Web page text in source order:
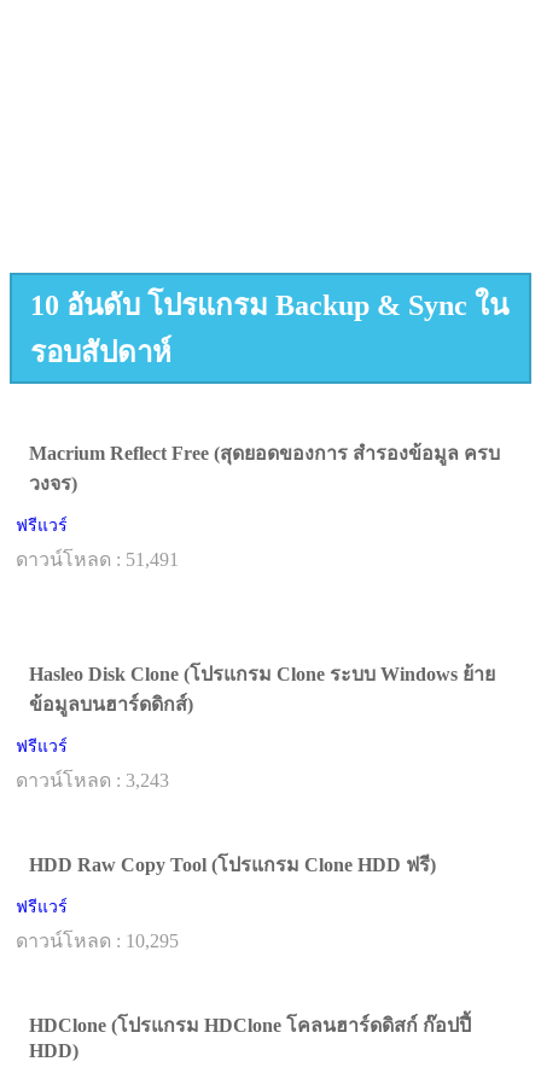
10 อันดับ โปรแกรม Backup & Sync ใน
รอบสัปดาห์
Macrium Reflect Free (สุดยอดของการ สำรองข้อมูล ครบ
วงจร)
ฟรีแวร์
ดาวน์โหลด : 51,491
Hasleo Disk Clone (โปรแกรม Clone ระบบ Windows ย้าย
ข้อมูลบนฮาร์ดดิกส์)
ฟรีแวร์
ดาวน์โหลด : 3,243
HDD Raw Copy Tool (โปรแกรม Clone HDD ฟรี)
ฟรีแวร์
ดาวน์โหลด : 10,295
HDClone (โปรแกรม HDClone โคลนฮาร์ดดิสก์ ก๊อปปี้
HDD)